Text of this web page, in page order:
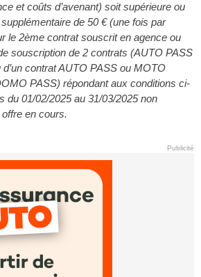
et coûts d’avenant) soit supérieure ou
de 50 € (une fois par
le 2ème contrat souscrit en agence ou
souscription de 2 contrats (AUTO PASS
contrat AUTO PASS ou MOTO
PASS) répondant aux conditions ci-
du 01/02/2025 au 31/03/2025 non
en cours.
Publicité